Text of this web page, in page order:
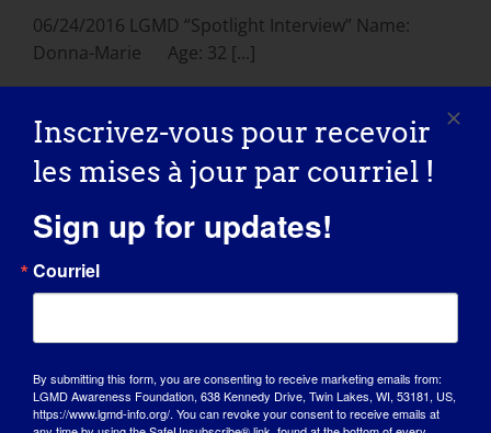
06/24/2016 LGMD “Spotlight Interview” Name:
Donna-Marie Age: 32 [...]
Read More
Inscrivez-vous pour recevoir
les mises à jour par courriel !
Sign up for updates!
Courriel
By submitting this form, you are consenting to receive marketing emails from:
LGMD Awareness Foundation, 638 Kennedy Drive, Twin Lakes, WI, 53181, US,
https://www.lgmd-info.org/. You can revoke your consent to receive emails at